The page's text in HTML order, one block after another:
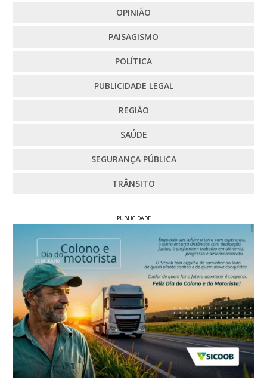
OPINIÃO
PAISAGISMO
POLÍTICA
PUBLICIDADE LEGAL
REGIÃO
SAÚDE
SEGURANÇA PÚBLICA
TRÂNSITO
PUBLICIDADE